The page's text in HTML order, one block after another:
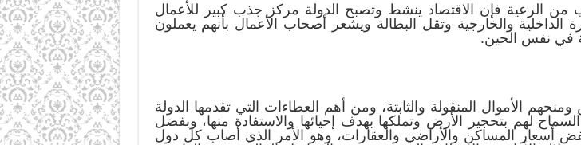
من الرعية فإن الاقتصاد ينشط وتصبح الدولة مركز جذب كبير للأعمال
الداخلية والخارجية وتقل البطالة ويشعر أصحاب الأعمال بأنهم يعملون
في نفس الحين.
الأموال المنقولة والثابتة، ومن أهم العطاءات التي تقدمها الدولة
لهم بتحجير الأرض وتملكها بهدف إحيائها والاستفادة منها، وبفضل
أسعار المساكن والأراضي والعقارات، وهو الأمر الذي أصاب كل دول